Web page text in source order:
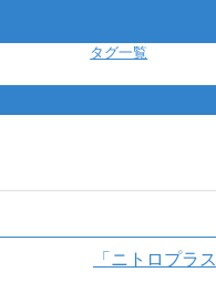
タグ一覧
「 ニトロプラス